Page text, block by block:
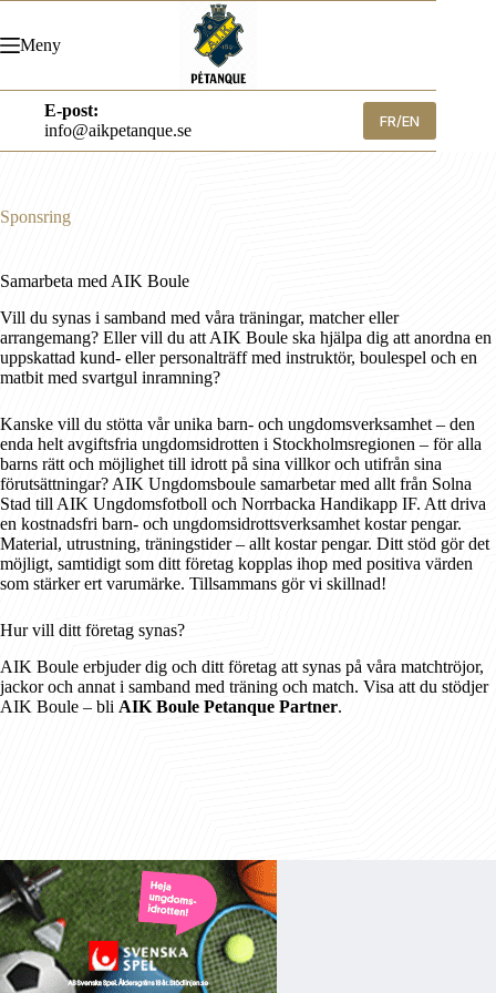
innehåll
Meny
E-post:
info@aikpetanque.se
FR/EN
Sponsring
Samarbeta med AIK Boule
Vill du synas i samband med våra träningar, matcher eller
arrangemang? Eller vill du att AIK Boule ska hjälpa dig att anordna en
uppskattad kund- eller personalträff med instruktör, boulespel och en
matbit med svartgul inramning?
Kanske vill du stötta vår unika barn- och ungdomsverksamhet – den
enda helt avgiftsfria ungdomsidrotten i Stockholmsregionen – för alla
barns rätt och möjlighet till idrott på sina villkor och utifrån sina
förutsättningar? AIK Ungdomsboule samarbetar med allt från Solna
Stad till AIK Ungdomsfotboll och Norrbacka Handikapp IF. Att driva
en kostnadsfri barn- och ungdomsidrottsverksamhet kostar pengar.
Material, utrustning, träningstider – allt kostar pengar. Ditt stöd gör det
möjligt, samtidigt som ditt företag kopplas ihop med positiva värden
som stärker ert varumärke. Tillsammans gör vi skillnad!
Hur vill ditt företag synas?
AIK Boule erbjuder dig och ditt företag att synas på våra matchtröjor,
jackor och annat i samband med träning och match. Visa att du stödjer
AIK Boule – bli AIK Boule Petanque Partner.